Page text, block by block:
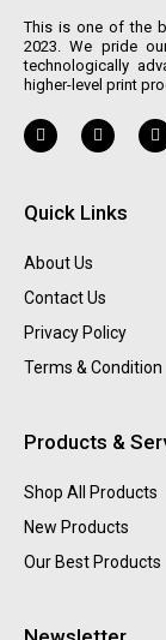
This is one of the
2023. We pride
technologically
higher-level print
Quick Links
About Us
Contact Us
Privacy Policy
Terms & Condition
Products &
Shop All Products
New Products
Our Best Products